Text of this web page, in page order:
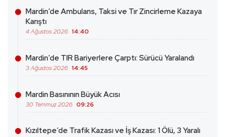
Mardin’de Ambulans, Taksi ve Tır Zincirleme Kazaya
Karıştı
4 Ağustos 2026 14:40
Mardin’de TIR Bariyerlere Çarptı: Sürücü Yaralandı
3 Ağustos 2026 14:45
Mardin Basınının Büyük Acısı
30 Temmuz 2026 09:26
Kızıltepe’de Trafik Kazası ve İş Kazası: 1 Ölü, 3 Yaralı